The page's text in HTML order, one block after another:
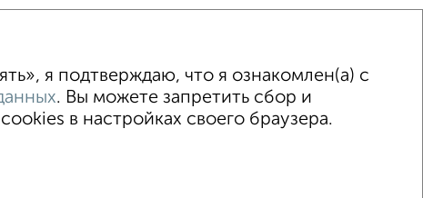
© 2015–2026 Сайт-доска объявлений недвижимости
я подтверждаю, что я ознакомлен(а) с
. Вы можете запретить сбор и
в настройках своего браузера.